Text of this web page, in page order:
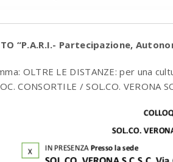
“P.A.R.I.- Partecipazione,
OLTRE LE DISTANZE: per una
CONSORTILE / SOL.CO. VERONA